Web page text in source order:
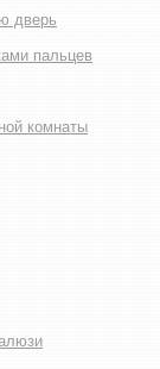
дверь
пальцев
комнаты